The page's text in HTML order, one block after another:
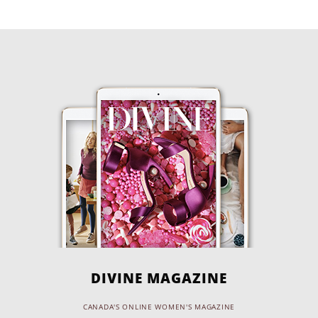
DIVINE MAGAZINE
CANADA'S ONLINE WOMEN'S MAGAZINE